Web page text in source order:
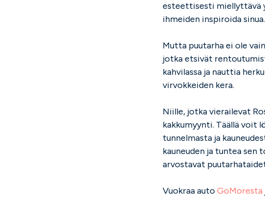
esteettisesti miellyttävä
ihmeiden inspiroida sinua.
Mutta puutarha ei ole
jotka etsivät
kahvilassa ja nauttia
virvokkeiden kera.
Niille, jotka vierailevat
kakkumyynti. Täällä voit
tunnelmasta ja
kauneuden ja tuntea sen
arvostavat
Vuokraa autoGoMoresta